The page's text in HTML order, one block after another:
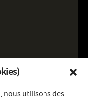
nous utilisons des